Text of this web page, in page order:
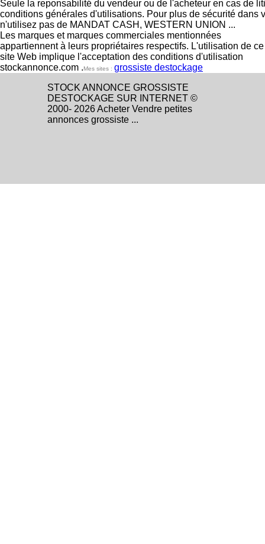
Seule la reponsabilité du vendeur ou de l'acheteur en cas de
conditions générales d'utilisations. Pour plus de sécurité dans
n'utilisez pas de MANDAT CASH, WESTERN UNION ...
Les marques et marques commerciales mentionnées
appartiennent à leurs propriétaires respectifs. L'utilisation de ce
site Web implique l'acceptation des conditions d'utilisation
stockannonce.com .Mes sites : grossiste destockage
STOCK ANNONCE GROSSISTE
DESTOCKAGE SUR INTERNET ©
2000- 2026 Acheter Vendre petites
annonces grossiste ...